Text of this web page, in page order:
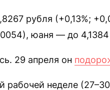
рубля (+0,13%;
юаня — до
29 апреля он
рабочей неделе